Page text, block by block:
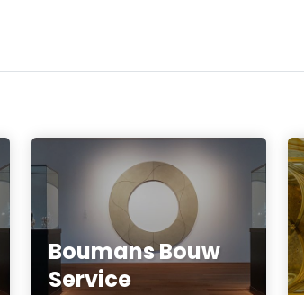
Boumans Bouw
Service